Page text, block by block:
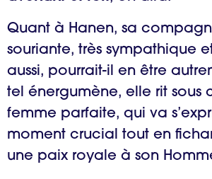
Quant à Hanen, sa
souriante, très sympathique
aussi, pourrait-il en être
tel énergumène, elle rit sous
femme parfaite, qui va
moment crucial tout en
une paix royale à son